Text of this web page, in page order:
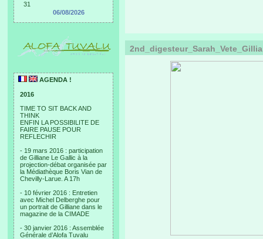
31
06/08/2026
AGENDA !
2016
TIME TO SIT BACK AND
THINK
ENFIN LA POSSIBILITE DE
FAIRE PAUSE POUR
REFLECHIR
- 19 mars 2016 : participation
de Gilliane Le Gallic à la
projection-débat organisée par
la Médiathèque Boris Vian de
Chevilly-Larue. A 17h
- 10 février 2016 : Entretien
avec Michel Delberghe pour
un portrait de Gilliane dans le
magazine de la CIMADE
- 30 janvier 2016 : Assemblée
Générale d’Alofa Tuvalu